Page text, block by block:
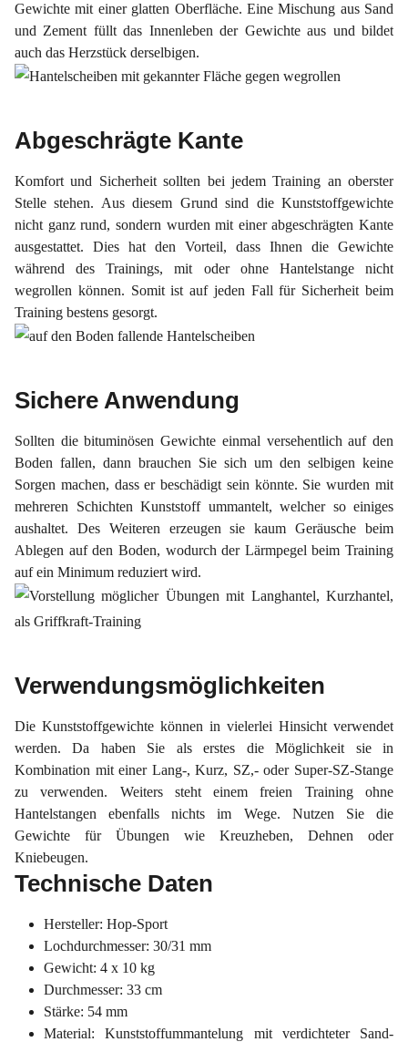
Gewichte mit einer glatten Oberfläche. Eine Mischung aus Sand
und Zement füllt das Innenleben der Gewichte aus und bildet
auch das Herzstück derselbigen.
Abgeschrägte Kante
Komfort und Sicherheit sollten bei jedem Training an oberster
Stelle stehen. Aus diesem Grund sind die Kunststoffgewichte
nicht ganz rund, sondern wurden mit einer abgeschrägten Kante
ausgestattet. Dies hat den Vorteil, dass Ihnen die Gewichte
während des Trainings, mit oder ohne Hantelstange nicht
wegrollen können. Somit ist auf jeden Fall für Sicherheit beim
Training bestens gesorgt.
Sichere Anwendung
Sollten die bituminösen Gewichte einmal versehentlich auf den
Boden fallen, dann brauchen Sie sich um den selbigen keine
Sorgen machen, dass er beschädigt sein könnte. Sie wurden mit
mehreren Schichten Kunststoff ummantelt, welcher so einiges
aushaltet. Des Weiteren erzeugen sie kaum Geräusche beim
Ablegen auf den Boden, wodurch der Lärmpegel beim Training
auf ein Minimum reduziert wird.
Verwendungsmöglichkeiten
Die Kunststoffgewichte können in vielerlei Hinsicht verwendet
werden. Da haben Sie als erstes die Möglichkeit sie in
Kombination mit einer Lang-, Kurz, SZ,- oder Super-SZ-Stange
zu verwenden. Weiters steht einem freien Training ohne
Hantelstangen ebenfalls nichts im Wege. Nutzen Sie die
Gewichte für Übungen wie Kreuzheben, Dehnen oder
Kniebeugen.
Technische Daten
Hersteller: Hop-Sport
Lochdurchmesser: 30/31 mm
Gewicht: 4 x 10 kg
Durchmesser: 33 cm
Stärke: 54 mm
Material: Kunststoffummantelung mit verdichteter Sand-